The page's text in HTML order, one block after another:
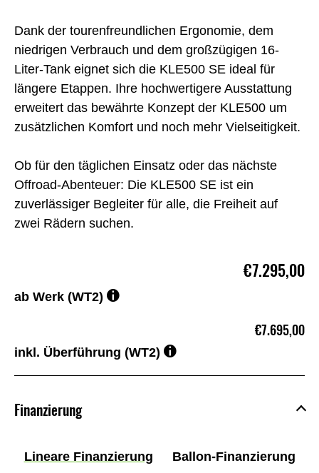
Dank der tourenfreundlichen Ergonomie, dem
niedrigen Verbrauch und dem großzügigen 16-
Liter-Tank eignet sich die KLE500 SE ideal für
längere Etappen. Ihre hochwertigere Ausstattung
erweitert das bewährte Konzept der KLE500 um
zusätzlichen Komfort und noch mehr Vielseitigkeit.
Ob für den täglichen Einsatz oder das nächste
Offroad-Abenteuer: Die KLE500 SE ist ein
zuverlässiger Begleiter für alle, die Freiheit auf
zwei Rädern suchen.
€7.295,00
ab Werk (WT2)
€7.695,00
inkl. Überführung (WT2)
Finanzierung
Lineare Finanzierung Ballon-Finanzierung